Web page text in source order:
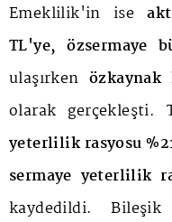
Emeklilik'in ise
TL'ye, özsermaye
ulaşırken
olarak gerçekleşti.
yeterlilik rasyosu
sermaye yeterlilik
kaydedildi.